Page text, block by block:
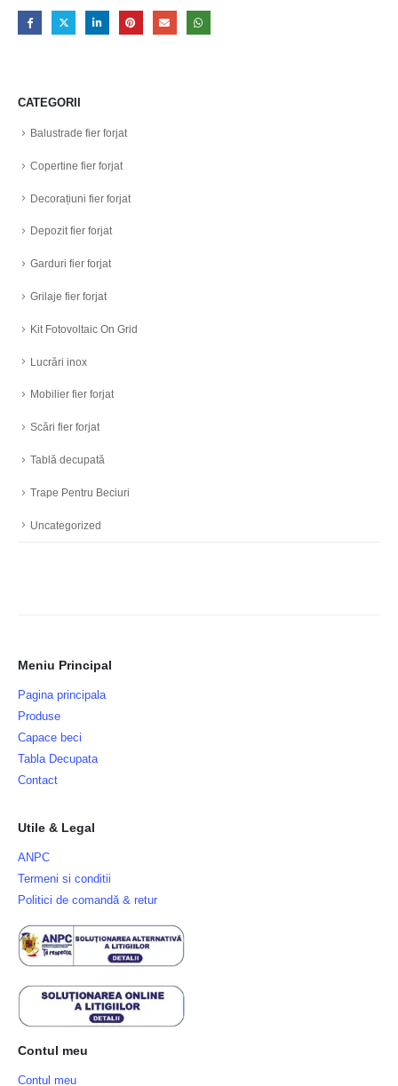
CATEGORII
Balustrade fier forjat
Copertine fier forjat
Decorațiuni fier forjat
Depozit fier forjat
Garduri fier forjat
Grilaje fier forjat
Kit Fotovoltaic On Grid
Lucrări inox
Mobilier fier forjat
Scări fier forjat
Tablă decupată
Trape Pentru Beciuri
Uncategorized
Meniu Principal
Pagina principala
Produse
Capace beci
Tabla Decupata
Contact
Utile & Legal
ANPC
Termeni si conditii
Politici de comandă & retur
Contul meu
Contul meu